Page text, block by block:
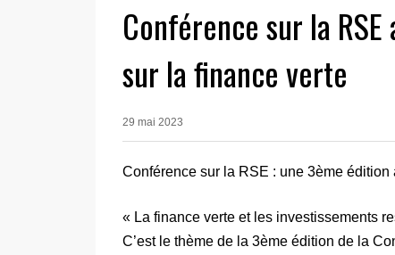
Conférence sur la
sur la finance verte
29 mai 2023
Conférence sur la RSE : une 3ème
« La finance verte et les investissements
C’est le thème de la 3ème édition de la